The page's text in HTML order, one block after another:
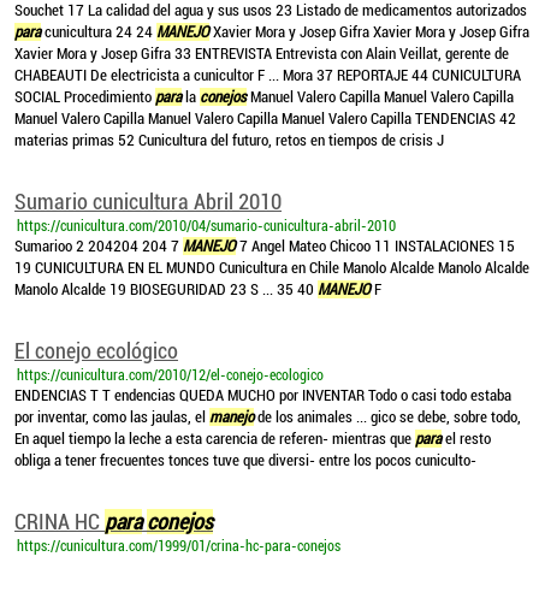
Souchet 17 La calidad del agua y sus usos 23 Listado de medicamentos autorizados
paracunicultura 24 24 MANEJOXavier Mora y Josep Gifra Xavier Mora y Josep Gifra
Xavier Mora y Josep Gifra 33 ENTREVISTA Entrevista con Alain Veillat, gerente de
CHABEAUTI De electricista a cunicultor F ... Mora 37 REPORTAJE 44 CUNICULTURA
SOCIAL Procedimiento parala conejosManuel Valero Capilla Manuel Valero Capilla
Manuel Valero Capilla Manuel Valero Capilla Manuel Valero Capilla TENDENCIAS 42
materias primas 52 Cunicultura del futuro, retos en tiempos de crisis J
Sumario cunicultura Abril 2010
https://cunicultura.com/2010/04/sumario-cunicultura-abril-2010
Sumarioo 2 204204 204 7 MANEJO7 Angel Mateo Chicoo 11 INSTALACIONES 15
19 CUNICULTURA EN EL MUNDO Cunicultura en Chile Manolo Alcalde Manolo Alcalde
Manolo Alcalde 19 BIOSEGURIDAD 23 S ... 35 40 MANEJOF
El conejo ecológico
https://cunicultura.com/2010/12/el-conejo-ecologico
ENDENCIAS T T endencias QUEDA MUCHO por INVENTAR Todo o casi todo estaba
por inventar, como las jaulas, el manejode los animales ... gico se debe, sobre todo,
En aquel tiempo la leche a esta carencia de referen- mientras que parael resto
obliga a tener frecuentes tonces tuve que diversi- entre los pocos cuniculto-
CRINA HC para conejos
https://cunicultura.com/1999/01/crina-hc-para-conejos